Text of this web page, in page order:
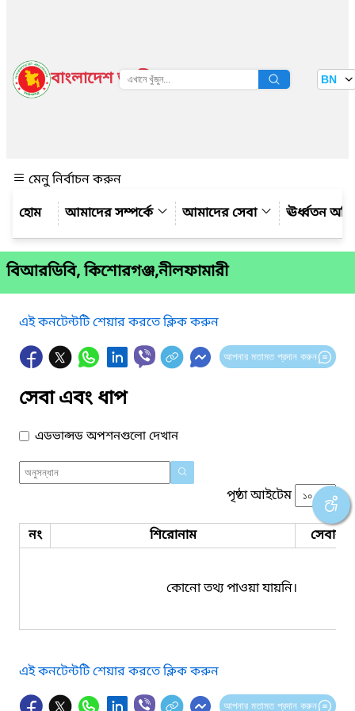
বাংলাদেশ জাতীয় তথ্য বাতায়ন BN
মেনু নির্বাচন করুন
আমাদের সম্পর্কে
আমাদের সেবা ঊর্ধ্বতন
বিআরডিবি, কিশোরগঞ্জ,নীলফামারী
এই কনটেন্টটি শেয়ার করতে ক্লিক করুন
আপনার মতামত প্রদান করুন
সেবা এবং ধাপ
এডভান্সড অপশনগুলো দেখান
পৃষ্ঠা আইটেম
নং শিরোনাম সেবার
কোনো তথ্য পাওয়া যায়নি।
এই কনটেন্টটি শেয়ার করতে ক্লিক করুন
আপনার মতামত প্রদান করুন